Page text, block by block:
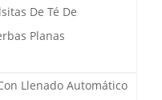
De Té De
Planas
Llenado Automático